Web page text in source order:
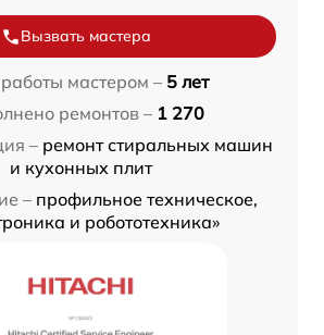
Вызвать мастера
мастером – 5 лет
ремонтов – 1 270
– ремонт стиральных машин
и кухонных плит
– профильное техническое,
и робототехника»